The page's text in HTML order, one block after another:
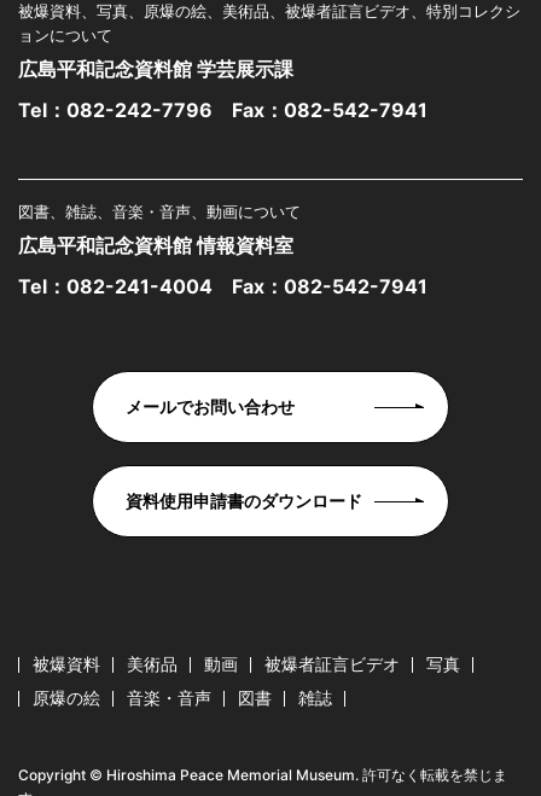
被爆資料、写真、原爆の絵、美術品、被爆者証言ビデオ、特別コレクシ
ョンについて
広島平和記念資料館 学芸展示課
Tel： 082-242-7796 Fax：082-542-7941
図書、雑誌、音楽・音声、動画について
広島平和記念資料館 情報資料室
Tel： 082-241-4004 Fax：082-542-7941
メールでお問い合わせ
資料使用申請書のダウンロード
被爆資料 美術品 動画 被爆者証言ビデオ
写真
原爆の絵
音楽・音声 図書 雑誌
Copyright © Hiroshima Peace Memorial Museum. 許可なく転載を禁じま